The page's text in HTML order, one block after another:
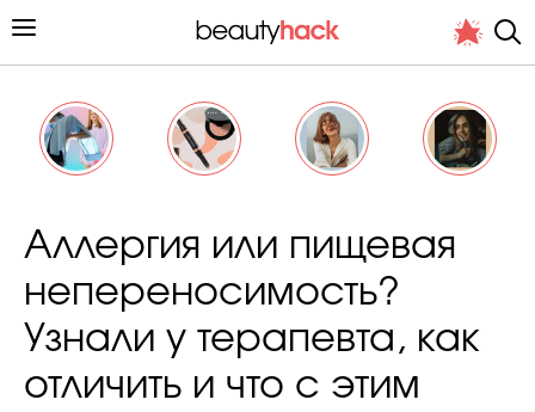
Аллергия или пищевая
непереносимость?
Узнали у терапевта, как
отличить и что с этим